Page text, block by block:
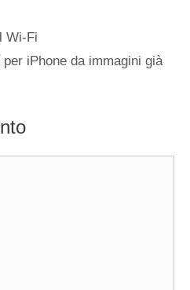
Wi-Fi
iPhone da immagini già